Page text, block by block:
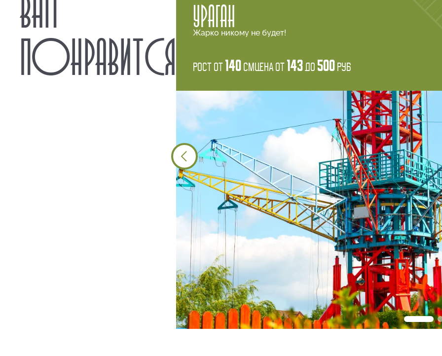
Проследить за выполнением правил.
освободить его руки от лишних предметов.
и следить за его действиями.
Если ребёнок чувствует себя неуверенно в
чтобы помочь или подсказать в случае
Если ребёнок остаётся на территории
периодически приходить и проверять
Изучить рейтинги игр на детских игровых
и оценить её соответствие возрасту ребёнка.
Задать ограничение времени для
разумное количество времени, которое
с учётом его возраста и общего расписания.
ПОНРАВИТСЯ
УРАГАН
Жарко никому не будет!
Рост от 140 смЦена от 143до 500 руб